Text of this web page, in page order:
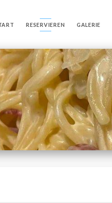
RESERVIEREN GALERIE